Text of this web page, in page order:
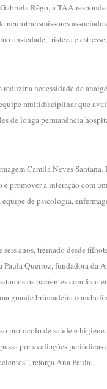
Rêgo, a TAA
ansiedade, tristeza e
a necessidade de
multidisciplinar que
de longa permanência
Camila Neves
promover a interação com
de psicologia,
anos, treinado desde
Queiroz, fundadora da
os pacientes com foco
grande brincadeira com
protocolo de saúde e
por avaliações periódicas
reforça Ana Paula.